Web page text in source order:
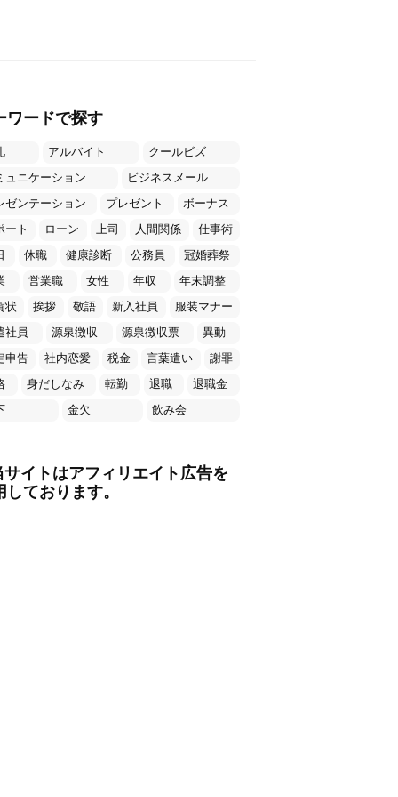
ワードで探す
アルバイト
クールビズ
ュニケーション
ビジネスメール
ゼンテーション
プレゼント
ボーナス
ート
ローン 上司 人間関係
仕事術
休職 健康診断 公務員
冠婚葬祭
営業職 女性 年収
年末調整
状
挨拶 敬語 新入社員
服装マナー
社員
源泉徴収 源泉徴収票
異動
申告
社内恋愛 税金 言葉遣い
謝罪
身だしなみ 転勤 退職
退職金
金欠 飲み会
イトはアフィリエイト広告を
しております。